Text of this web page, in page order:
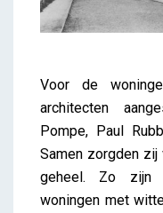
Voor de
architecten
Pompe, Paul
Samen zorgden
geheel. Zo zijn
woningen met